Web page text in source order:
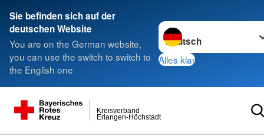
Sie befinden sich auf der
deutschen Website
You are on the German website,
you can use the switch to switch to
the English one
Sprache wechseln zu
Alles klar
Erlangen-Höchstadt
Kreisverband